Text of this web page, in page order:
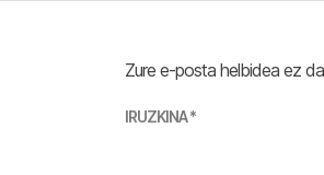
Zure e-posta helbidea ez
IRUZKINA*